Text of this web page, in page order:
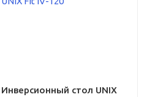
Инверсионный стол UNIX